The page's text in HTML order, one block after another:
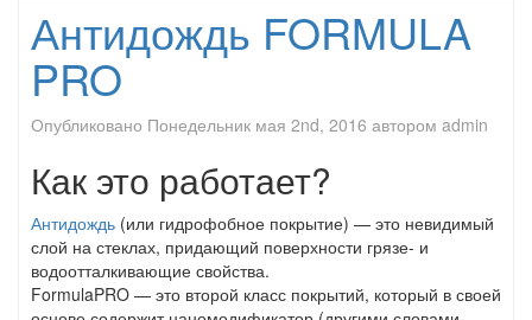
Антидождь FORMULA
PRO
Опубликовано Понедельник мая 2nd, 2016 автором admin
Как это работает?
Антидождь (или гидрофобное покрытие) — это невидимый
слой на стеклах, придающий поверхности грязе- и
водоотталкивающие свойства.
FormulaPRO — это второй класс покрытий, который в своей